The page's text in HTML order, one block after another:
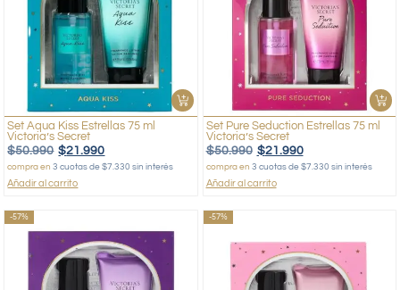
Set Aqua Kiss Estrellas 75 ml
Victoria’s Secret
$50.990 $21.990
compra en3 cuotas de $7.330 sin interés
Añadir al carrito
Set Pure Seduction Estrellas 75 ml
Victoria’s Secret
$50.990 $21.990
compra en 3 cuotas de $7.330 sin interés
Añadir al carrito
-57% -57%